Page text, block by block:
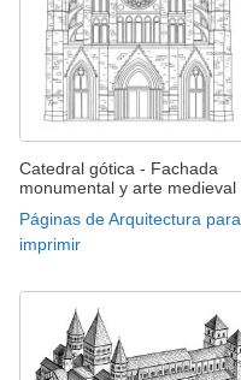
Catedral gótica - Fachada
monumental y arte medieval
Páginas de Arquitectura para
imprimir